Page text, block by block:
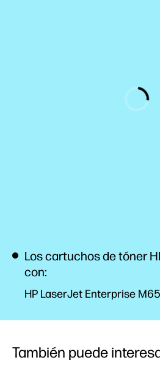
Los cartuchos de tóner
con:
HP LaserJet Enterprise
También puede